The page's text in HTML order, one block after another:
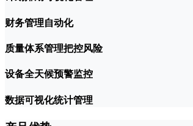
财务管理自动化
质量体系管理把控风险
设备全天候预警监控
数据可视化统计管理